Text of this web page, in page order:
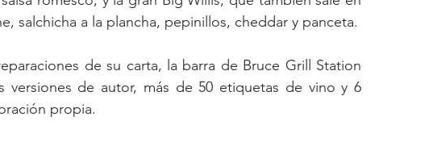
de su carta, la barra de Bruce Grill Station
versiones de autor, más de 50 etiquetas de vino y 6
propia.